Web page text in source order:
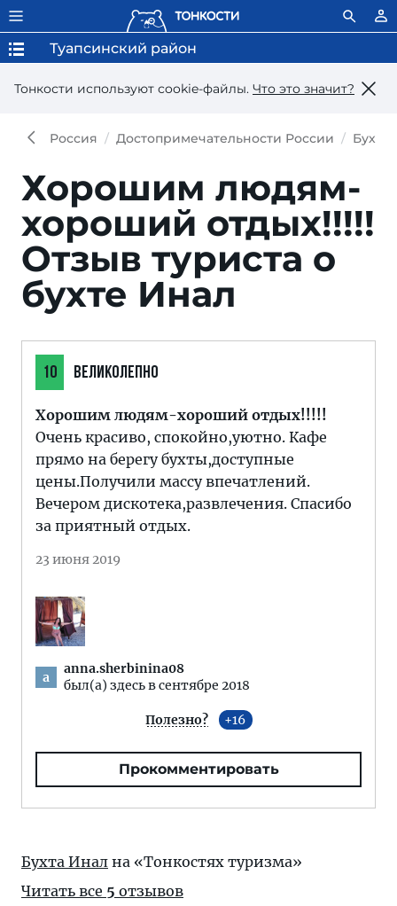
Тонкости используют сookie-файлы. Что это значит?
Туапсинский район
Россия Достопримечательности России Бухта
Хорошим людям-
хороший отдых!!!!!
Отзыв туриста о
бухте Инал
10 ВЕЛИКОЛЕПНО
Хорошим людям-хороший отдых!!!!!
Очень красиво, спокойно,уютно. Кафе
прямо на берегу бухты,доступные
цены.Получили массу впечатлений.
Вечером дискотека,развлечения. Спасибо
за приятный отдых.
23 июня 2019
a
anna.sherbinina08
был(а) здесь в сентябре 2018
Полезно? 16
Прокомментировать
Бухта Инал на «Тонкостях туризма»
Читать все 5 отзывов